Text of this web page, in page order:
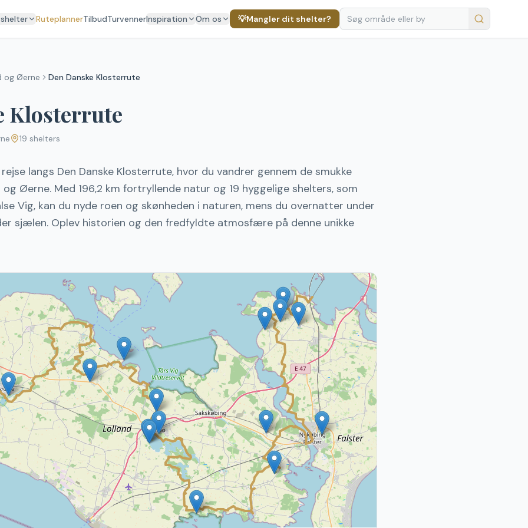
RuteplannerTilbudTurvennerInspiration Om os 💡Mangler dit shelter?
og Øerne Den Danske Klosterrute
Klosterrute
19 shelters
langs Den Danske Klosterrute, hvor du vandrer gennem de smukke
Øerne. Med 196,2 km fortryllende natur og 19 hyggelige shelters, som
Vig, kan du nyde roen og skønheden i naturen, mens du overnatter under
sjælen. Oplev historien og den fredfyldte atmosfære på denne unikke